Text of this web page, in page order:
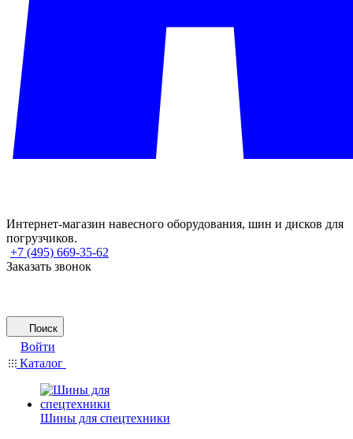
Интернет-магазин навесного оборудования, шин и дисков для
погрузчиков.
+7 (495) 669-35-62
Заказать звонок
Поиск
Войти
Каталог
Шины для спецтехники